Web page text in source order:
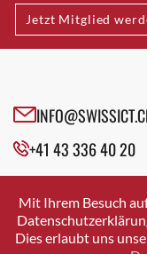
Egg b. Zürich
Egg bei Zürich
Ennetbaden
Ennetbürgen
Farnern
Fislisbach
Jetzt Mitglied
+41 43 336 40 20
SWISSICT
VULKANSTRASSE 120
8048 ZURICH
Mit Ihrem Besuch
Dies erlaubt uns